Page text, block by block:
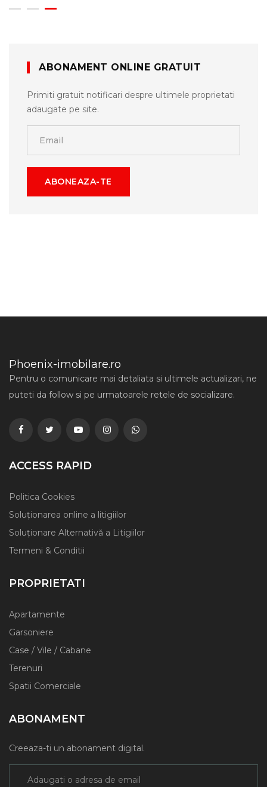
ABONAMENT ONLINE GRATUIT
Primiti gratuit notificari despre ultimele proprietati
adaugate pe site.
ABONEAZA-TE
Phoenix-imobilare.ro
Pentru o comunicare mai detaliata si ultimele actualizari, ne
puteti da follow si pe urmatoarele retele de socializare.
ACCESS RAPID
Politica Cookies
Soluționarea online a litigiilor
Soluționare Alternativă a Litigiilor
Termeni & Conditii
PROPRIETATI
Apartamente
Garsoniere
Case / Vile / Cabane
Terenuri
Spatii Comerciale
ABONAMENT
Creeaza-ti un abonament digital.